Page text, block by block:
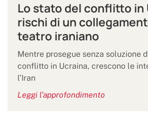
Lo stato del conflitto in
rischi di un
teatro iraniano
Mentre prosegue senza soluzione
conflitto in Ucraina, crescono le
l’Iran
Leggi l'approfondimento